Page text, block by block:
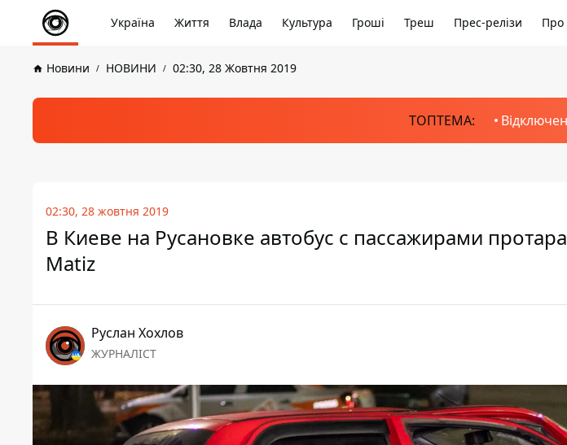
Україна Життя Влада Культура Гроші Треш Прес-релізи Про
Новини НОВИНИ 02:30, 28 Жовтня 2019
ТОПТЕМА:
02:30, 28 жовтня 2019
В Киеве на Русановке автобус с пассажирами
Matiz
Руслан Хохлов
ЖУРНАЛІСТ